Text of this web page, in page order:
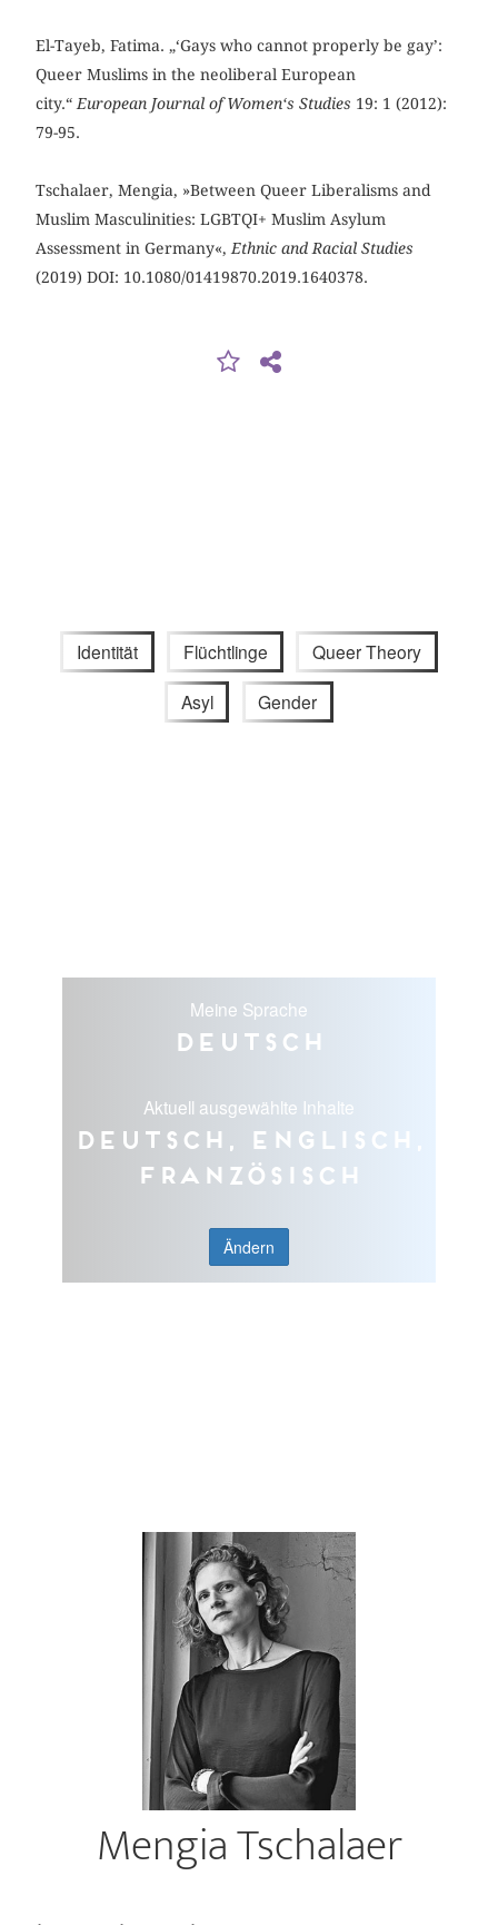
El-Tayeb, Fatima. „‘Gays who cannot properly be gay’:
Queer Muslims in the neoliberal European
city.“ European Journal of Women‘s Studies 19: 1 (2012):
79-95.
Tschalaer, Mengia, »Between Queer Liberalisms and
Muslim Masculinities: LGBTQI+ Muslim Asylum
Assessment in Germany«, Ethnic and Racial Studies
(2019) DOI: 10.1080/01419870.2019.1640378.
Identität Flüchtlinge Queer Theory
Asyl Gender
Meine Sprache
Deutsch
Aktuell ausgewählte Inhalte
Deutsch, Englisch,
Französisch
Ändern
Mengia Tschalaer